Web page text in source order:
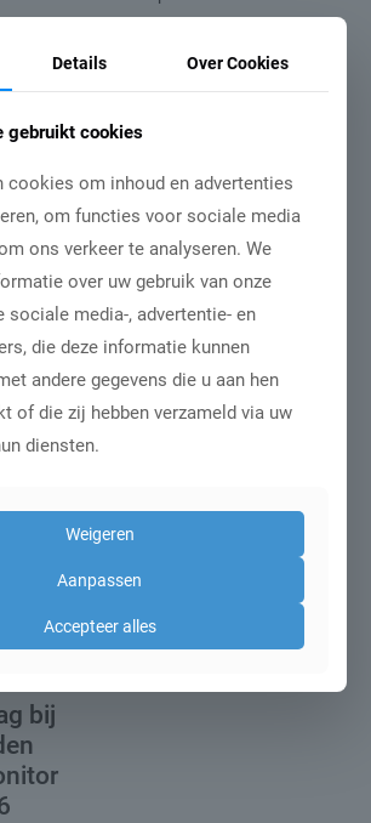
2,56% voor veel leners. Dit
sneller groter worden door rente op
een kleine daling in 2025 naar ca.
van basisbeurs en renteontwikkelingen:
lenen, terwijl het totaalbedrag van
nog steeds groot is. Meer mensen
(bijvoorbeeld > €50.000), vooral
onder het oude leenstelsel vóór
bij
Details Over Cookies
gebruikt cookies
cookies om inhoud en advertenties
om functies voor sociale media
ons verkeer te analyseren. We
over uw gebruik van onze
sociale media-, advertentie- en
die deze informatie kunnen
andere gegevens die u aan hen
of die zij hebben verzameld via uw
diensten.
Weigeren
Aanpassen
Accepteer alles